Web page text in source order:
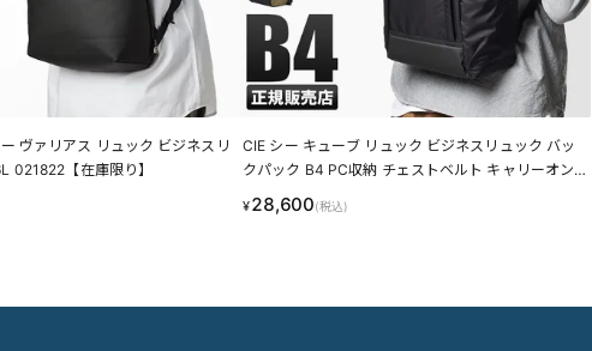
ヴァリアス リュック ビジネスリ
021822【在庫限り】
CIE シー キューブ リュック ビジネスリュック バッ
クパック B4 PC収納 チェストベルト キャリーオン
CIE 022000【在庫限り】
¥28,600(税込)